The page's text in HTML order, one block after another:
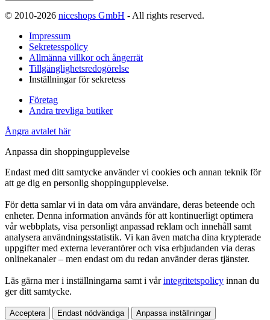
© 2010-2026 niceshops GmbH - All rights reserved.
Impressum
Sekretesspolicy
Allmänna villkor och ångerrät
Tillgänglighetsredogörelse
Inställningar för sekretess
Företag
Andra trevliga butiker
Ångra avtalet här
Anpassa din shoppingupplevelse
Endast med ditt samtycke använder vi cookies och annan teknik för
att ge dig en personlig shoppingupplevelse.
För detta samlar vi in data om våra användare, deras beteende och
enheter. Denna information används för att kontinuerligt optimera
vår webbplats, visa personligt anpassad reklam och innehåll samt
analysera användningsstatistik. Vi kan även matcha dina krypterade
uppgifter med externa leverantörer och visa erbjudanden via deras
onlinekanaler – men endast om du redan använder deras tjänster.
Läs gärna mer i inställningarna samt i vårintegritetspolicy innan du
ger ditt samtycke.
Acceptera Endast nödvändiga Anpassa inställningar